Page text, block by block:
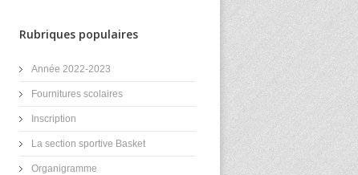
Rubriques populaires
Année 2022-2023
Fournitures scolaires
Inscription
La section sportive Basket
Organigramme